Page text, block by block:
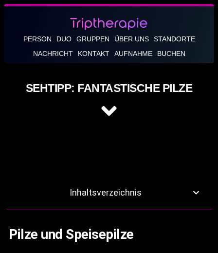
PERSON DUO GRUPPEN ÜBER UNS
STANDORTE
NACHRICHT
KONTAKT AUFNAHME BUCHEN
SEHTIPP: FANTASTISCHE PILZE
Inhaltsverzeichnis
Pilze und Speisepilze